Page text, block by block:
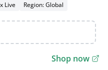
Live Region: Global
Shop now